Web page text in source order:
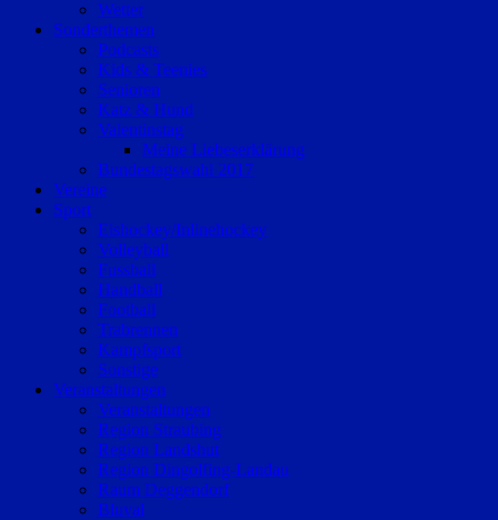
Wetter
Sonderthemen
Podcasts
Kids & Teenies
Senioren
Katz & Hund
Valentinstag
Meine Liebeserklärung
Bundestagswahl 2017
Vereine
Sport
Eishockey/Inlinehockey
Volleyball
Fussball
Handball
Football
Trabrennen
Kampfsport
Sonstige
Veranstaltungen
Veranstaltungen
Region Straubing
Region Landshut
Region Dingolfing-Landau
Raum Deggendorf
Bluval